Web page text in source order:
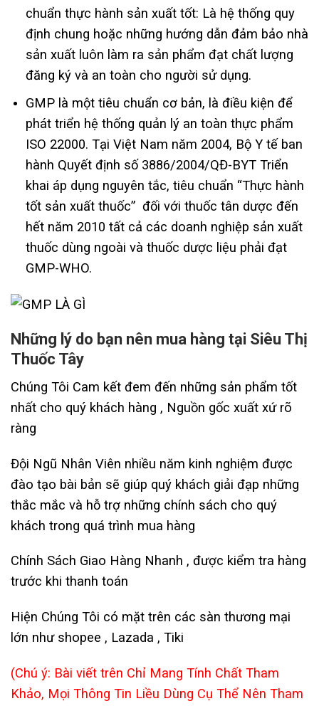
chuẩn thực hành sản xuất tốt: Là hệ thống quy
định chung hoặc những hướng dẫn đảm bảo nhà
sản xuất luôn làm ra sản phẩm đạt chất lượng
đăng ký và an toàn cho người sử dụng.
GMP là một tiêu chuẩn cơ bản, là điều kiện để
phát triển hệ thống quản lý an toàn thực phẩm
ISO 22000. Tại Việt Nam năm 2004, Bộ Y tế ban
hành Quyết định số 3886/2004/QĐ-BYT Triển
khai áp dụng nguyên tắc, tiêu chuẩn “Thực hành
tốt sản xuất thuốc” đối với thuốc tân dược đến
hết năm 2010 tất cả các doanh nghiệp sản xuất
thuốc dùng ngoài và thuốc dược liệu phải đạt
GMP-WHO.
Những lý do bạn nên mua hàng tại Siêu Thị
Thuốc Tây
Chúng Tôi Cam kết đem đến những sản phẩm tốt
nhất cho quý khách hàng , Nguồn gốc xuất xứ rõ
ràng
Đội Ngũ Nhân Viên nhiều năm kinh nghiệm được
đào tạo bài bản sẽ giúp quý khách giải đạp những
thắc mắc và hỗ trợ những chính sách cho quý
khách trong quá trình mua hàng
Chính Sách Giao Hàng Nhanh , được kiểm tra hàng
trước khi thanh toán
Hiện Chúng Tôi có mặt trên các sàn thương mại
lớn như shopee , Lazada , Tiki
(Chú ý: Bài viết trên Chỉ Mang Tính Chất Tham
Khảo, Mọi Thông Tin Liều Dùng Cụ Thể Nên Tham